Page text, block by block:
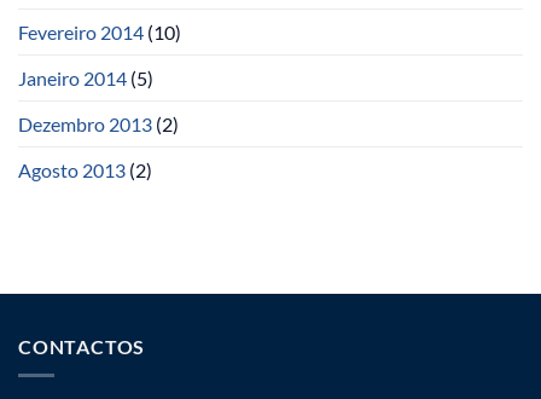
Fevereiro 2014 (10)
Janeiro 2014 (5)
Dezembro 2013 (2)
Agosto 2013 (2)
CONTACTOS